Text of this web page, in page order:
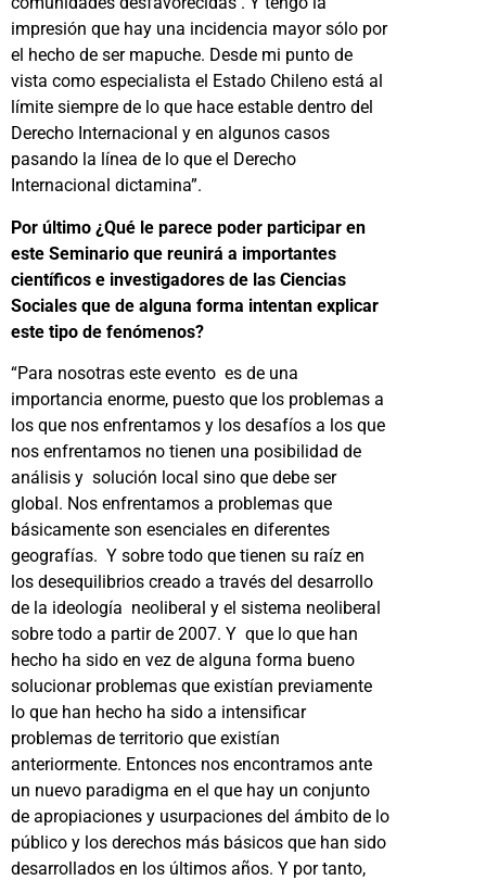
impresión que hay una incidencia mayor sólo por
el hecho de ser mapuche. Desde mi punto de
vista como especialista el Estado Chileno está al
límite siempre de lo que hace estable dentro del
Derecho Internacional y en algunos casos
pasando la línea de lo que el Derecho
Internacional dictamina”.
Por último ¿Qué le parece poder participar en
este Seminario que reunirá a importantes
científicos e investigadores de las Ciencias
Sociales que de alguna forma intentan explicar
este tipo de fenómenos?
“Para nosotras este evento es de una
importancia enorme, puesto que los problemas a
los que nos enfrentamos y los desafíos a los que
nos enfrentamos no tienen una posibilidad de
análisis y solución local sino que debe ser
global. Nos enfrentamos a problemas que
básicamente son esenciales en diferentes
geografías. Y sobre todo que tienen su raíz en
los desequilibrios creado a través del desarrollo
de la ideología neoliberal y el sistema neoliberal
sobre todo a partir de 2007. Y que lo que han
hecho ha sido en vez de alguna forma bueno
solucionar problemas que existían previamente
lo que han hecho ha sido a intensificar
problemas de territorio que existían
anteriormente. Entonces nos encontramos ante
un nuevo paradigma en el que hay un conjunto
de apropiaciones y usurpaciones del ámbito de lo
público y los derechos más básicos que han sido
desarrollados en los últimos años. Y por tanto,